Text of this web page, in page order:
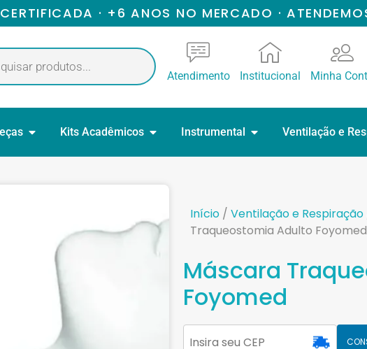
CERTIFICADA · +6 ANOS NO MERCADO ·
Atendimento Institucional Minha
Kits Acadêmicos Instrumental Ventilação e
Início/ Ventilação e Respiração
Traqueostomia Adulto Foyomed
Máscara
Foyomed